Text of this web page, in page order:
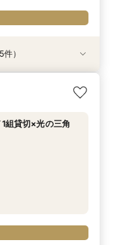
ドレス＆挙式料プレ
式＆会食Newプラ
】オンラインで会
で安心！気軽によ
90分Fair*雰囲気
）
組貸切×光の三角